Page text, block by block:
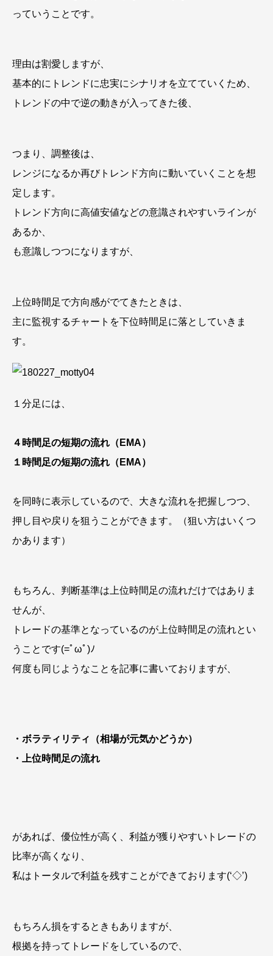
っていうことです。
理由は割愛しますが、
基本的にトレンドに忠実にシナリオを立てていくため、
トレンドの中で逆の動きが入ってきた後、
つまり、調整後は、
レンジになるか再びトレンド方向に動いていくことを想
定します。
トレンド方向に高値安値などの意識されやすいラインが
あるか、
も意識しつつになりますが、
上位時間足で方向感がでてきたときは、
主に監視するチャートを下位時間足に落としていきま
す。
１分足には、
４時間足の短期の流れ（EMA）
１時間足の短期の流れ（EMA）
を同時に表示しているので、大きな流れを把握しつつ、
押し目や戻りを狙うことができます。（狙い方はいくつ
かあります）
もちろん、判断基準は上位時間足の流れだけではありま
せんが、
トレードの基準となっているのが上位時間足の流れとい
うことです(=ﾟωﾟ)ﾉ
何度も同じようなことを記事に書いておりますが、
・ボラティリティ（相場が元気かどうか）
・上位時間足の流れ
があれば、優位性が高く、利益が獲りやすいトレードの
比率が高くなり、
私はトータルで利益を残すことができております(‘◇’)ゞ
もちろん損をするときもありますが、
根拠を持ってトレードをしているので、